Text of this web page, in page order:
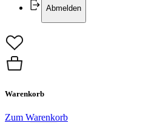
Abmelden
Warenkorb
Zum Warenkorb